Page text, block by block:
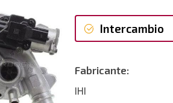
Intercambio
Fabricante:
IHI